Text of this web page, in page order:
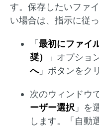
す。保存したいファ
い場合は、指示に従
「 最初にファイ
奨）
」オプショ
へ」ボタンをク
次のウィンドウ
ーザー選択」を
します。「自動